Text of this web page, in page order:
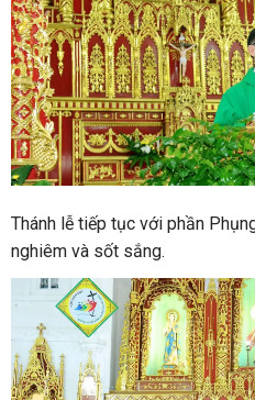
Thánh lễ tiếp tục với phần
nghiêm và sốt sắng.